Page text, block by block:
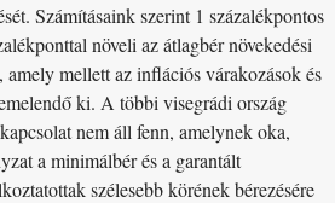
Számításaink szerint 1 százalékpontos
növeli az átlagbér növekedési
amely mellett az inflációs várakozások és
ki. A többi visegrádi ország
nem áll fenn, amelynek oka,
a minimálbér és a garantált
szélesebb körének bérezésére